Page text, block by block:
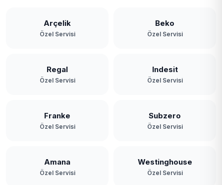
Arçelik
Özel Servisi
Beko
Özel Servisi
Regal
Özel Servisi
Indesit
Özel Servisi
Franke
Özel Servisi
Subzero
Özel Servisi
Amana
Özel Servisi
Westinghouse
Özel Servisi